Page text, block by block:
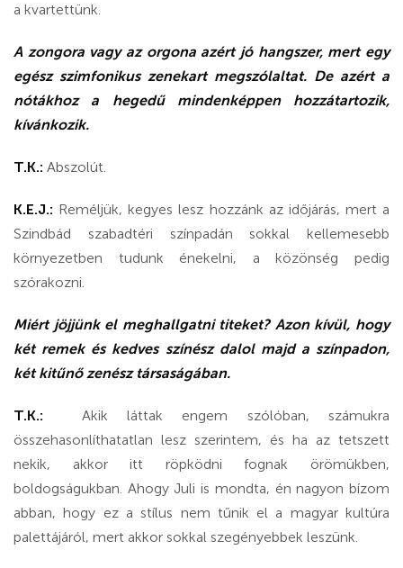
a kvartettünk.
A zongora vagy az orgona azért jó hangszer, mert egy
egész szimfonikus zenekart megszólaltat. De azért a
nótákhoz a hegedű mindenképpen hozzátartozik,
kívánkozik.
T.K.: Abszolút.
K.E.J.: Reméljük, kegyes lesz hozzánk az időjárás, mert a
Szindbád szabadtéri színpadán sokkal kellemesebb
környezetben tudunk énekelni, a közönség pedig
szórakozni.
Miért jöjjünk el meghallgatni titeket? Azon kívül, hogy
két remek és kedves színész dalol majd a színpadon,
két kitűnő zenész társaságában.
T.K.: Akik láttak engem szólóban, számukra
összehasonlíthatatlan lesz szerintem, és ha az tetszett
nekik, akkor itt röpködni fognak örömükben,
boldogságukban. Ahogy Juli is mondta, én nagyon bízom
abban, hogy ez a stílus nem tűnik el a magyar kultúra
palettájáról, mert akkor sokkal szegényebbek leszünk.